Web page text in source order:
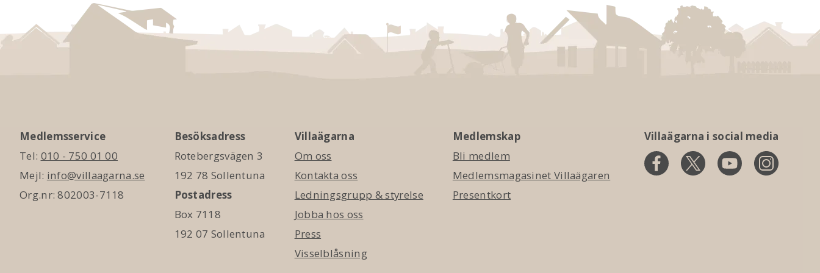
Medlemsservice
Tel: 010 - 750 01 00
Mejl: info@villaagarna.se
Org.nr: 802003-7118
Besöksadress
Rotebergsvägen 3
192 78 Sollentuna
Postadress
Box 7118
192 07 Sollentuna
Villaägarna
Om oss
Kontakta oss
Ledningsgrupp & styrelse
Jobba hos oss
Press
Visselblåsning
Medlemskap
Bli medlem
Medlemsmagasinet Villaägaren
Presentkort
Villaägarna i social media